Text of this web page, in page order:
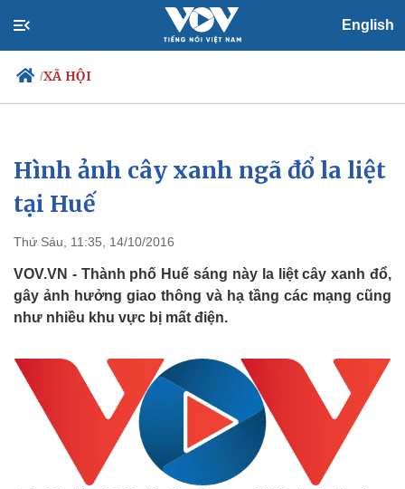
English
/XÃ HỘI
Chính trị
Đảng
Tổ chức nhân sự
Nhận diện sự thật
Xã hội
Việc làm
Biển đảo
Hình ảnh cây xanh ngã đổ la liệt
tại Huế
Thứ Sáu, 11:35, 14/10/2016
VOV.VN - Thành phố Huế sáng này la liệt cây xanh đổ,
gây ảnh hưởng giao thông và hạ tầng các mạng cũng
như nhiều khu vực bị mất điện.